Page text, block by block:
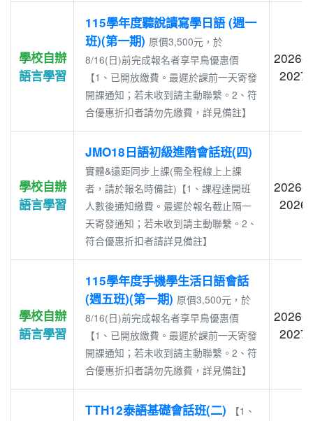
學校自辦
語言學習
115學年度聽說讀寫學日語 (週一
班)(第一期) 原價3,500元，於
8/16(日)前完成報名者享早鳥優惠價
【1、已開放繳費。最遲於課前一天寄發
開課通知；若未收到請主動聯繫。2、符
合優惠折扣者請勿先繳費，詳見備註】
2026-
學校自辦
語言學習
JMO18日語初級進階會話班(四)
實體&遠距同步上課(需全程線上上課
者，請於報名時備註)【1、課程達開班
人數後通知繳費。最遲於報名截止隔一
天寄發通知；若未收到請主動聯繫。2、
符合優惠折扣者請詳見備註】
2026-
學校自辦
語言學習
115學年度手機學生活日語會話
(週五班)(第一期) 原價3,500元，於
8/16(日)前完成報名者享早鳥優惠價
【1、已開放繳費。最遲於課前一天寄發
開課通知；若未收到請主動聯繫。2、符
合優惠折扣者請勿先繳費，詳見備註】
2026-
TTH12泰語基礎會話班(二)
【1、